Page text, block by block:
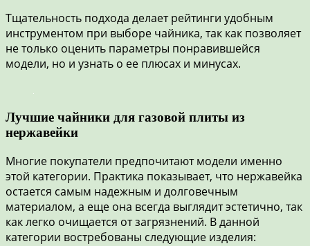
Тщательность подхода делает рейтинги удобным
инструментом при выборе чайника, так как позволяет
не только оценить параметры понравившейся
модели, но и узнать о ее плюсах и минусах.
Лучшие чайники для газовой плиты из
нержавейки
Многие покупатели предпочитают модели именно
этой категории. Практика показывает, что нержавейка
остается самым надежным и долговечным
материалом, а еще она всегда выглядит эстетично, так
как легко очищается от загрязнений. В данной
категории востребованы следующие изделия: